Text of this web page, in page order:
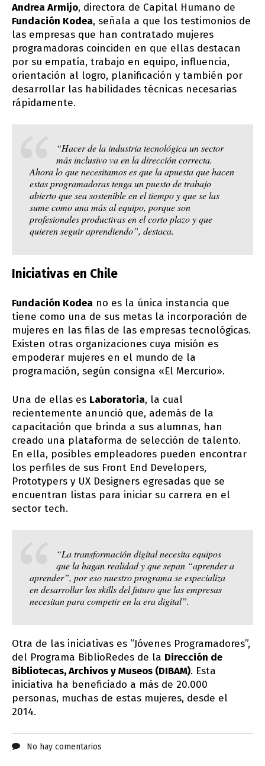
Andrea Armijo, directora de Capital Humano de
Fundación Kodea, señala a que los testimonios de
las empresas que han contratado mujeres
programadoras coinciden en que ellas destacan
por su empatía, trabajo en equipo, influencia,
orientación al logro, planificación y también por
desarrollar las habilidades técnicas necesarias
rápidamente.
“Hacer de la industria tecnológica un sector
más inclusivo va en la dirección correcta.
Ahora lo que necesitamos es que la apuesta que hacen
estas programadoras tenga un puesto de trabajo
abierto que sea sostenible en el tiempo y que se las
sume como una más al equipo, porque son
profesionales productivas en el corto plazo y que
quieren seguir aprendiendo”, destaca.
Iniciativas en Chile
Fundación Kodea no es la única instancia que
tiene como una de sus metas la incorporación de
mujeres en las filas de las empresas tecnológicas.
Existen otras organizaciones cuya misión es
empoderar mujeres en el mundo de la
programación, según consigna «El Mercurio».
Una de ellas es Laboratoria, la cual
recientemente anunció que, además de la
capacitación que brinda a sus alumnas, han
creado una plataforma de selección de talento.
En ella, posibles empleadores pueden encontrar
los perfiles de sus Front End Developers,
Prototypers y UX Designers egresadas que se
encuentran listas para iniciar su carrera en el
sector tech.
“La transformación digital necesita equipos
que la hagan realidad y que sepan “aprender a
aprender”, por eso nuestro programa se especializa
en desarrollar los skills del futuro que las empresas
necesitan para competir en la era digital”.
Otra de las iniciativas es “Jóvenes Programadores”,
del Programa BiblioRedes de la Dirección de
Bibliotecas, Archivos y Museos (DIBAM). Esta
iniciativa ha beneficiado a más de 20.000
personas, muchas de estas mujeres, desde el
2014.
No hay comentarios